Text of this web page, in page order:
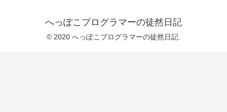
へっぽこプログラマーの徒然日記
© 2020 へっぽこプログラマーの徒然日記.